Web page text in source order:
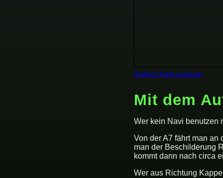
Größere Karte anzeigen
Mit dem
Wer kein Navi benutzen
Von der A7 fährt man an
man der Beschilderung
kommt dann nach circa
Wer aus Richtung